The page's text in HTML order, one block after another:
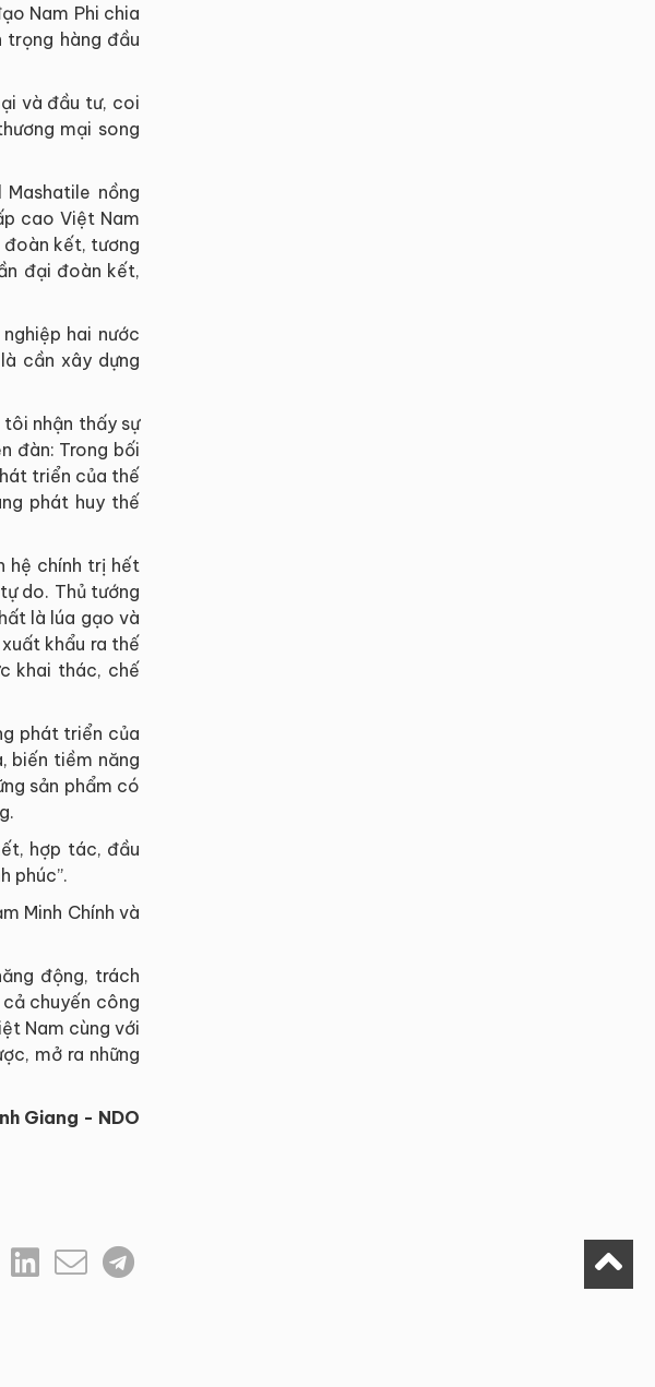
Nam Phi chia
trọng hàng đầu
và đầu tư, coi
mại song
nồng
cao Việt Nam
đoàn kết, tương
đại đoàn kết,
hai nước
cần xây dựng
nhận thấy sự
đàn: Trong bối
triển của thế
phát huy thế
hệ chính trị hết
do. Thủ tướng
là lúa gạo và
khẩu ra thế
khai thác, chế
phát triển của
biến tiềm năng
sản phẩm có
hợp tác, đầu
phúc”.
Minh Chính và
động, trách
chuyến công
Nam cùng với
mở ra những
Giang - NDO